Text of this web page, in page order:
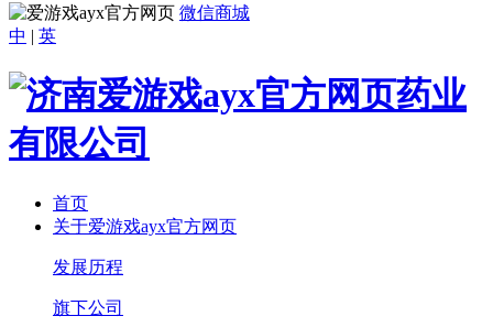
微信商城
中 | 英
首页
关于爱游戏ayx官方网页
发展历程
旗下公司